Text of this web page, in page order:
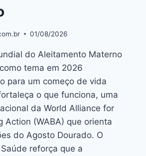
01/08/2026
do Aleitamento Materno
tema em 2026
para um começo de vida
o que funciona, uma
da World Alliance for
Action (WABA) que orienta
do Agosto Dourado. O
reforça que a